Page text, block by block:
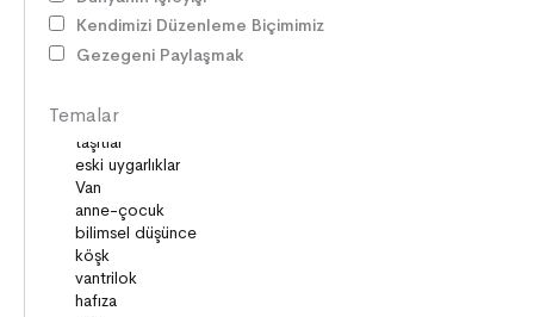
HAKLAR
BİLİM ve TEKNOLOJİ
DİLİMİZİN ZENGİNLİĞİ
KİŞİSEL GELİŞİM
SAĞLIK
MİLLİ MÜCADELE
OKUMA KÜLTÜRÜ
GELENEKLER
ERDEMLER
Kendimizi Düzenleme Biçimimiz
Gezegeni Paylaşmak
Temalar